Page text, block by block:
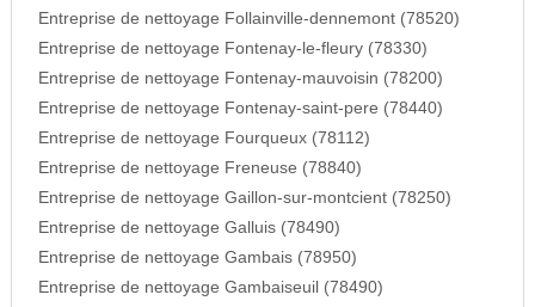
Entreprise de nettoyage Follainville-dennemont (78520)
Entreprise de nettoyage Fontenay-le-fleury (78330)
Entreprise de nettoyage Fontenay-mauvoisin (78200)
Entreprise de nettoyage Fontenay-saint-pere (78440)
Entreprise de nettoyage Fourqueux (78112)
Entreprise de nettoyage Freneuse (78840)
Entreprise de nettoyage Gaillon-sur-montcient (78250)
Entreprise de nettoyage Galluis (78490)
Entreprise de nettoyage Gambais (78950)
Entreprise de nettoyage Gambaiseuil (78490)